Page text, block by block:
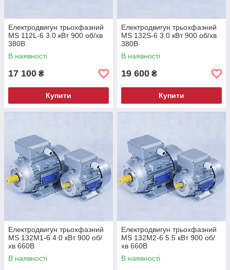
Електродвигун трьохфазний
MS 112L-6 3.0 кВт 900 об/хв
380В
В наявності
17 100 ₴
Купити
Електродвигун трьохфазний
MS 132S-6 3.0 кВт 900 об/хв
380В
В наявності
19 600 ₴
Купити
Електродвигун трьохфазний
MS 132M1-6 4.0 кВт 900 об/
хв 660В
В наявності
Електродвигун трьохфазний
MS 132M2-6 5.5 кВт 900 об/
хв 660В
В наявності